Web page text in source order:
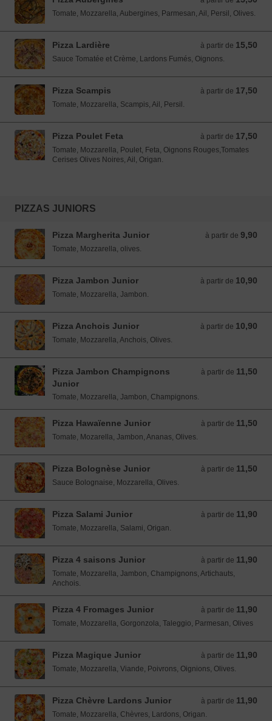
Tomate, Mozzarella, Aubergines, Parmesan, Ail, Persil, Olives.
Pizza Lardière à partir de 15,50
à partir de 15,50 EUR
Sauce Tomatée et Crème, Lardons Fumés, Oignons.
Pizza Scampis à partir de 17,50
à partir de 17,50 EUR
Tomate, Mozzarella, Scampis, Ail, Persil.
Pizza Poulet Feta à partir de 17,50
à partir de 17,50 EUR
Tomate, Mozzarella, Poulet, Feta, Oignons Rouges,Tomates
Cerises Olives Noires, Ail, Origan.
PIZZAS JUNIORS
Pizza Margherita Junior à partir de 9,90
à partir de 9,90 EUR
Tomate, Mozzarella, olives.
Pizza Jambon Junior à partir de 10,90
à partir de 10,90 EUR
Tomate, Mozzarella, Jambon.
Pizza Anchois Junior à partir de 10,90
à partir de 10,90 EUR
Tomate, Mozzarella, Anchois, Olives.
Pizza Jambon Champignons
Junior
à partir de 11,50
à partir de 11,50 EUR
Tomate, Mozzarella, Jambon, Champignons.
Pizza Hawaïenne Junior à partir de 11,50
à partir de 11,50 EUR
Tomate, Mozarella, Jambon, Ananas, Olives.
Pizza Bolognèse Junior à partir de 11,50
à partir de 11,50 EUR
Sauce Bolognaise, Mozzarella, Olives.
Pizza Salami Junior à partir de 11,90
à partir de 11,90 EUR
Tomate, Mozzarella, Salami, Origan.
Pizza 4 saisons Junior à partir de 11,90
à partir de 11,90 EUR
Tomate, Mozzarella, Jambon, Champignons, Artichauts,
Anchois.
Pizza 4 Fromages Junior à partir de 11,90
à partir de 11,90 EUR
Tomate, Mozzarella, Gorgonzola, Taleggio, Parmesan, Olives
Pizza Magique Junior à partir de 11,90
à partir de 11,90 EUR
Tomate, Mozzarella, Viande, Poivrons, Oignions, Olives.
Pizza Chèvre Lardons Junior à partir de 11,90
à partir de 11,90 EUR
Tomate, Mozzarella, Chèvres, Lardons, Origan.